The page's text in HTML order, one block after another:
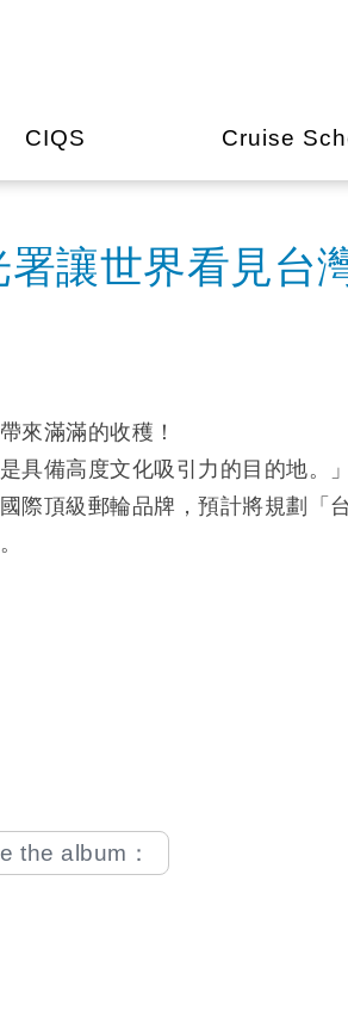
CIQS Cruise
讓世界看見台
來滿滿的收穫！
具備高度文化吸引力的目的地。」
頂級郵輪品牌，預計將規劃「
the album：